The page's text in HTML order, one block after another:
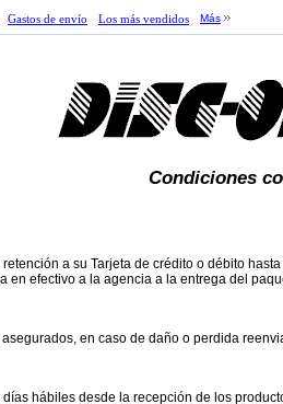
Gastos de envío Los más vendidos Más
Condiciones
a su Tarjeta de crédito o débito
en efectivo a la agencia a la entrega del
en caso de daño o perdida
hábiles desde la recepción de los